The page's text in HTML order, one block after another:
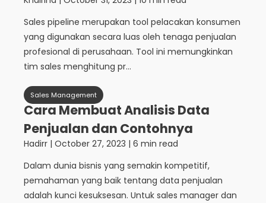
Sales pipeline merupakan tool pelacakan konsumen
yang digunakan secara luas oleh tenaga penjualan
profesional di perusahaan. Tool ini memungkinkan
tim sales menghitung pr...
Sales Management
Cara Membuat Analisis Data
Penjualan dan Contohnya
Hadirr | October 27, 2023 | 6 min read
Dalam dunia bisnis yang semakin kompetitif,
pemahaman yang baik tentang data penjualan
adalah kunci kesuksesan. Untuk sales manager dan